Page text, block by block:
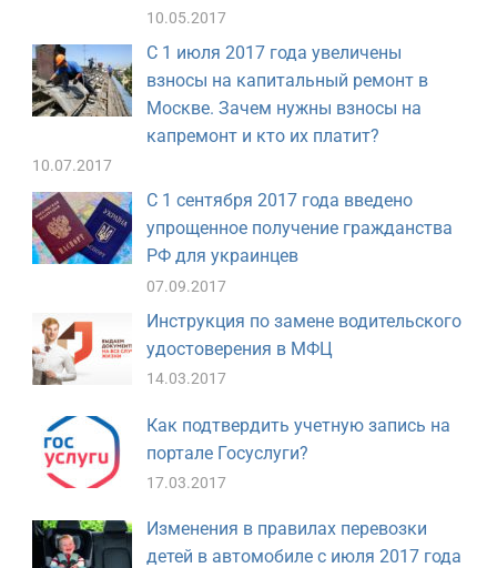
10.05.2017
С 1 июля 2017 года увеличены
взносы на капитальный ремонт в
Москве. Зачем нужны взносы на
капремонт и кто их платит?
10.07.2017
С 1 сентября 2017 года введено
упрощенное получение гражданства
РФ для украинцев
07.09.2017
Инструкция по замене водительского
удостоверения в МФЦ
14.03.2017
Как подтвердить учетную запись на
портале Госуслуги?
17.03.2017
Изменения в правилах перевозки
детей в автомобиле с июля 2017 года